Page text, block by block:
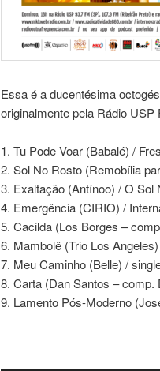
Essa é a ducentésima
originalmente pela Rádio USP
1. Tu Pode Voar (Babalé) /
2. Sol No Rosto (Remobília
3. Exaltação (Antínoo) / O Sol
4. Emergência (CIRIO) /
5. Cacilda (Los Borges –
6. Mambolê (Trio Los
7. Meu Caminho (Belle) /
8. Carta (Dan Santos – comp.
9. Lamento Pós-Moderno